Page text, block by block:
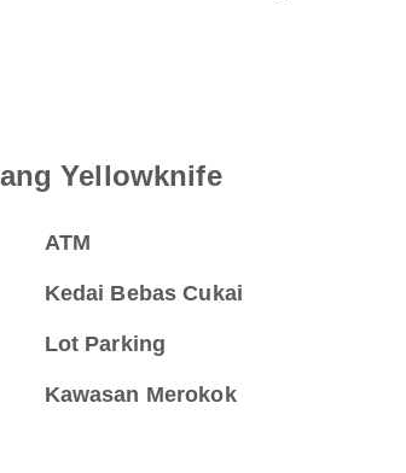
Yellowknife
ATM
Kedai Bebas Cukai
Lot Parking
Kawasan Merokok